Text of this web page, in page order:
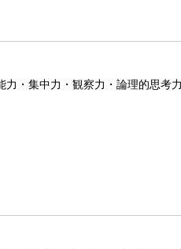
・集中力・観察力・論理的思考